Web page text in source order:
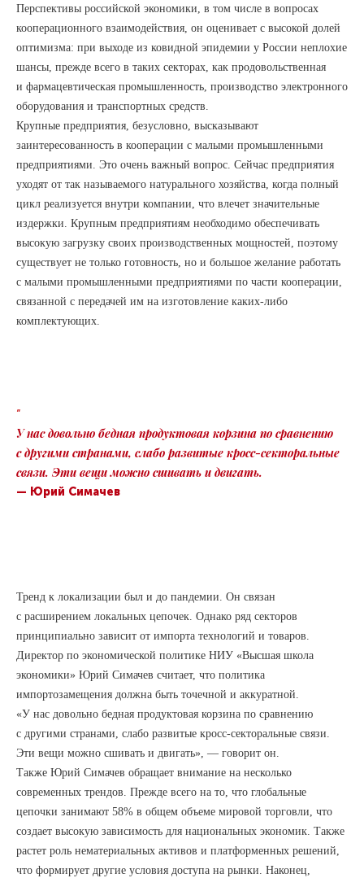
Перспективы российской экономики, в том числе в вопросах
кооперационного взаимодействия, он оценивает с высокой долей
оптимизма: при выходе из ковидной эпидемии у России неплохие
шансы, прежде всего в таких секторах, как продовольственная
и фармацевтическая промышленность, производство электронного
оборудования и транспортных средств.
Крупные предприятия, безусловно, высказывают
заинтересованность в кооперации с малыми промышленными
предприятиями. Это очень важный вопрос. Сейчас предприятия
уходят от так называемого натурального хозяйства, когда полный
цикл реализуется внутри компании, что влечет значительные
издержки. Крупным предприятиям необходимо обеспечивать
высокую загрузку своих производственных мощностей, поэтому
существует не только готовность, но и большое желание работать
с малыми промышленными предприятиями по части кооперации,
связанной с передачей им на изготовление каких-либо
комплектующих.
“
У нас довольно бедная продуктовая корзина по сравнению
с другими странами, слабо развитые кросс-секторальные
связи. Эти вещи можно сшивать и двигать.
— Юрий Симачев
Тренд к локализации был и до пандемии. Он связан
с расширением локальных цепочек. Однако ряд секторов
принципиально зависит от импорта технологий и товаров.
Директор по экономической политике НИУ «Высшая школа
экономики» Юрий Симачев считает, что политика
импортозамещения должна быть точечной и аккуратной.
«У нас довольно бедная продуктовая корзина по сравнению
с другими странами, слабо развитые кросс-секторальные связи.
Эти вещи можно сшивать и двигать», — говорит он.
Также Юрий Симачев обращает внимание на несколько
современных трендов. Прежде всего на то, что глобальные
цепочки занимают 58% в общем объеме мировой торговли, что
создает высокую зависимость для национальных экономик. Также
растет роль нематериальных активов и платформенных решений,
что формирует другие условия доступа на рынки. Наконец,